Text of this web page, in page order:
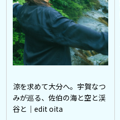
涼を求めて大分へ。宇賀なつ
みが巡る、佐伯の海と空と渓
谷と｜edit oita